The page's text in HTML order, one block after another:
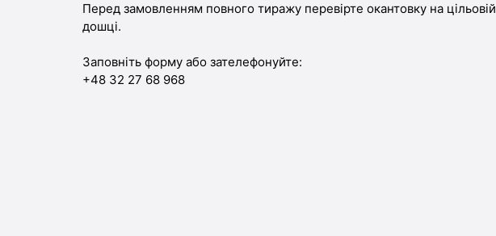
Перед замовленням повного тиражу перевірте окантовку на цільовій
дошці.
Заповніть форму або зателефонуйте:
+48 32 27 68 968